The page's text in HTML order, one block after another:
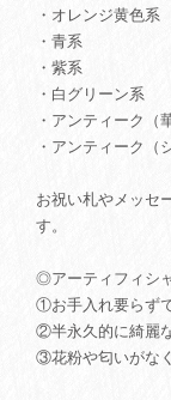
・オレンジ黄色系
・青系
・紫系
・白グリーン系
・アンティーク（
・アンティーク（
お祝い札やメッセ
す。
◎アーティフィシ
①お手入れ要らず
②半永久的に綺麗
③花粉や匂いがな